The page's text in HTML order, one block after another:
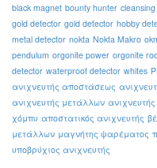
black magnet bounty hunter
gold detector gold detector hobby
metal detector nokta Nokta Makro
pendulum orgonite power orgonite
detector waterproof detector whites
ανιχνευτής αποστάσεως
ανιχνευτής μετάλλων
χόμπυ αποστατικός ανιχνευτής
μετάλλων μαγνήτης ψαρέματος
υποβρύχιος ανιχνευτής